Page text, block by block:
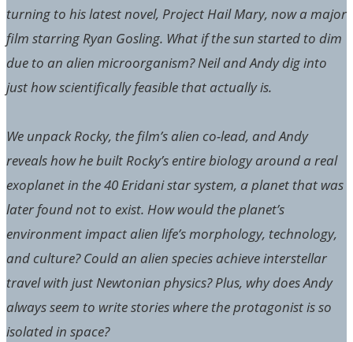
turning to his latest novel, Project Hail Mary, now a major
film starring Ryan Gosling. What if the sun started to dim
due to an alien microorganism? Neil and Andy dig into
just how scientifically feasible that actually is.
We unpack Rocky, the film’s alien co-lead, and Andy
reveals how he built Rocky’s entire biology around a real
exoplanet in the 40 Eridani star system, a planet that was
later found not to exist. How would the planet’s
environment impact alien life’s morphology, technology,
and culture? Could an alien species achieve interstellar
travel with just Newtonian physics? Plus, why does Andy
always seem to write stories where the protagonist is so
isolated in space?